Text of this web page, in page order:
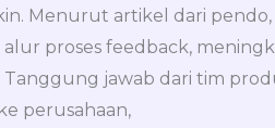
Menurut artikel dari
proses feedback,
jawab dari tim
perusahaan,